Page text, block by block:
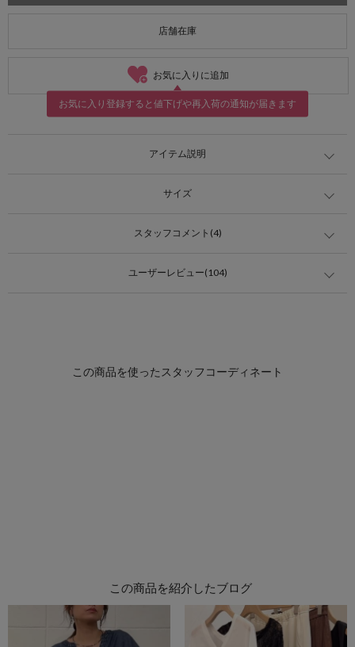
店舗在庫
お気に入りに追加
お気に入り登録すると値下げや再入荷の通知が届きます
アイテム説明
サイズ
スタッフコメント(4)
ユーザーレビュー(104)
この商品を紹介したブログ